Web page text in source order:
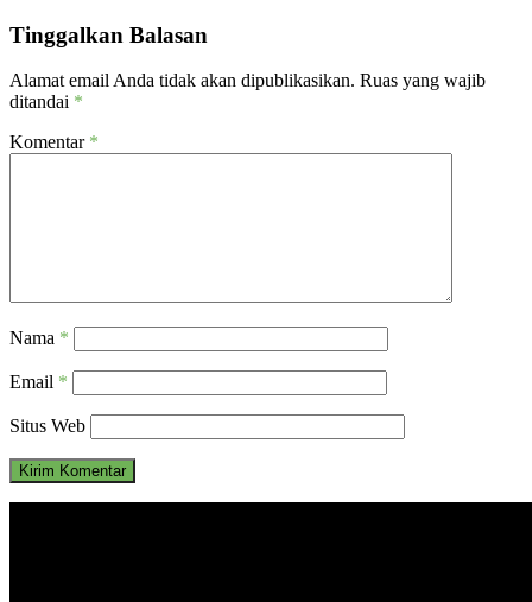
Tinggalkan Balasan
Alamat email Anda tidak akan dipublikasikan. Ruas yang wajib
ditandai *
Komentar *
Nama *
Email *
Situs Web